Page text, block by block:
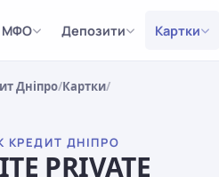
МФО Депозити Картки
Дніпро/Картки/
КРЕДИТ ДНІПРО
PRIVATE